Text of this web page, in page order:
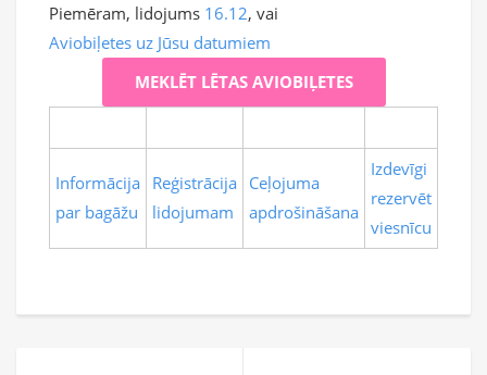
Piemēram, lidojums 16.12, vai
Aviobiļetes uz Jūsu datumiem
MEKLĒT LĒTAS AVIOBIĻETES
Informācija
par bagāžu
Reģistrācija
lidojumam
Ceļojuma
apdrošināšana
Izdevīgi
rezervēt
viesnīcu